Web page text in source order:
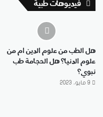
فيديوهات طبية
هل الطب من علوم الدين ام من
علوم الدنيا؟ هل الحجامة طب
نبوي؟
9 مايو، 2023